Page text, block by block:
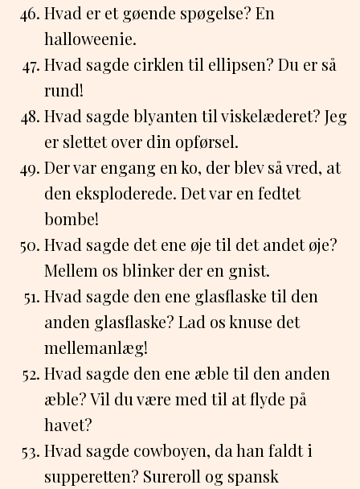
Hvad er et gøende spøgelse? En
halloweenie.
Hvad sagde cirklen til ellipsen? Du er så
rund!
Hvad sagde blyanten til viskelæderet? Jeg
er slettet over din opførsel.
Der var engang en ko, der blev så vred, at
den eksploderede. Det var en fedtet
bombe!
Hvad sagde det ene øje til det andet øje?
Mellem os blinker der en gnist.
Hvad sagde den ene glasflaske til den
anden glasflaske? Lad os knuse det
mellemanlæg!
Hvad sagde den ene æble til den anden
æble? Vil du være med til at flyde på
havet?
Hvad sagde cowboyen, da han faldt i
supperetten? Sureroll og spansk